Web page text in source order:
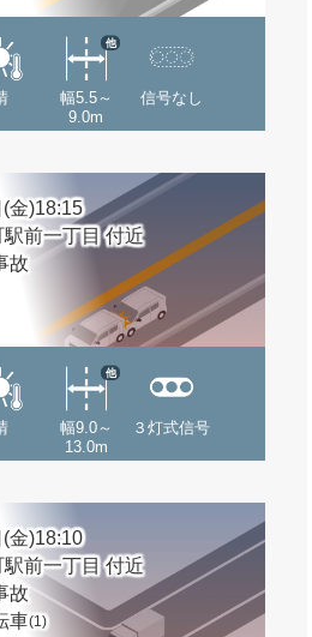
幅5.5～
9.0m
他
信号なし
金)18:15
前一丁目 付近
故
幅9.0～
13.0m
他
３灯式信号
金)18:10
前一丁目 付近
故
車(1)